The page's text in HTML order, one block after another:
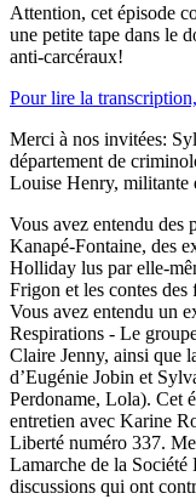
Attention, cet épisode
une petite tape dans le
anti-carcéraux!
Pour lire la
Merci à nos invitées:
département de
Louise Henry, militante
Vous avez entendu des
Kanapé-Fontaine, des
Holliday lus par elle-
Frigon et les contes
Vous avez entendu un
Respirations - Le
Claire Jenny, ainsi que
d’Eugénie Jobin et
Perdoname, Lola). Cet
entretien avec Karine
Liberté numéro 337.
Lamarche de la
discussions qui ont